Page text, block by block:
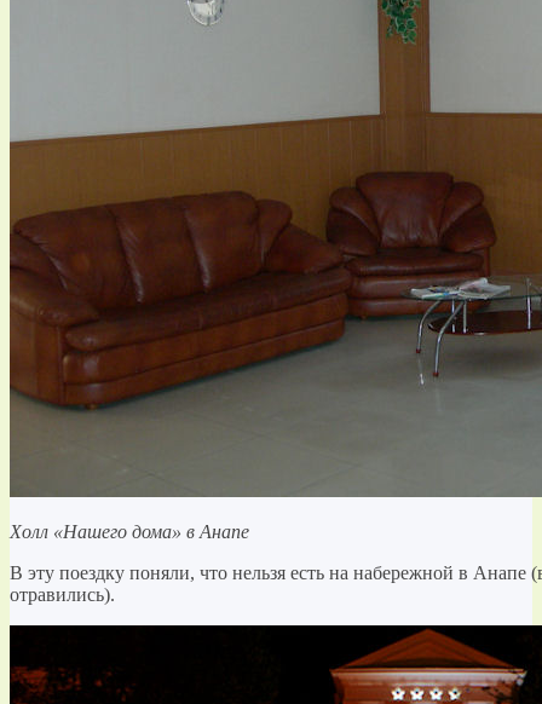
Холл «Нашего дома» в Анапе
В эту поездку поняли, что нельзя есть на набережной в
отравились).